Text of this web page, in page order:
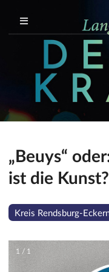
„Beuys“
ist die
Kreis Rendsburg-
1 / 1